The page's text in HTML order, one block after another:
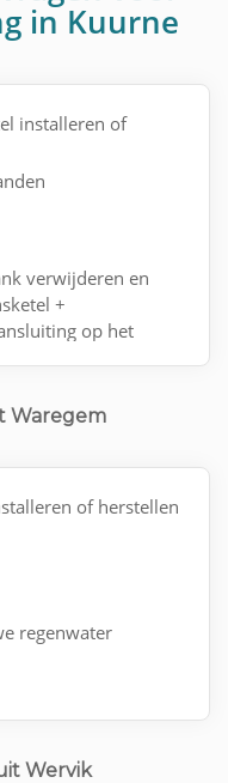
in Kuurne
installeren of
verwijderen en
+
op het
Waregem
of herstellen
regenwater
Wervik